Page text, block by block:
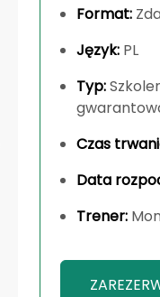
Format:
Język:PL
Typ:
Czas
Data
Trener: